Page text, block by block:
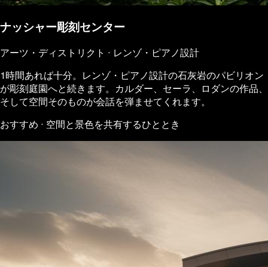
ナッシャー彫刻センター
アーツ・ディストリクト · レンゾ・ピアノ設計
1時間あれば十分。レンゾ・ピアノ設計の石灰岩のパビリオン
が彫刻庭園へと続きます。カルダー、セーラ、ロダンの作品、
そして空間そのものが会話を弾ませてくれます。
おすすめ · 空間と景色を共有するひととき